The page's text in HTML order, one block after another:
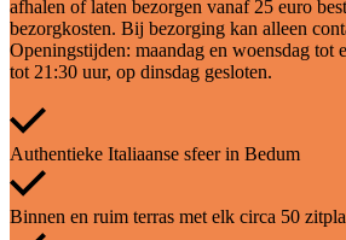
afhalen of laten bezorgen vanaf 25 euro
bezorgkosten. Bij bezorging kan alleen
Openingstijden: maandag en woensdag tot
tot 21:30 uur, op dinsdag gesloten.
Authentieke Italiaanse sfeer in Bedum
Binnen en ruim terras met elk circa 50